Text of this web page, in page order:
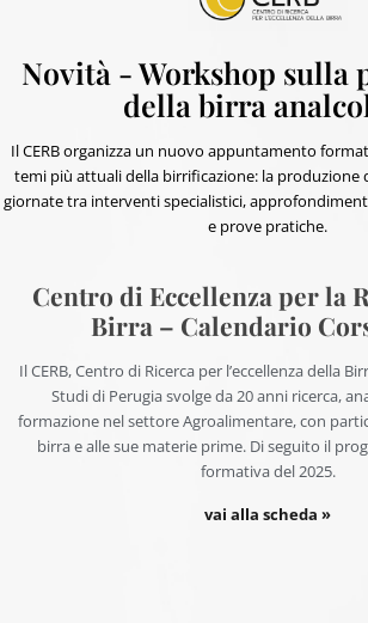
Novità - Workshop sulla
della birra
Il CERB organizza un nuovo appuntamento
temi più attuali della birrificazione: la produzione
giornate tra interventi specialistici,
e prove pratiche.
Centro di Eccellenza per la
Birra – Calendario
Il CERB, Centro di Ricerca per l’eccellenza della
Studi di Perugia svolge da 20 anni ricerca,
formazione nel settore Agroalimentare, con
birra e alle sue materie prime. Di seguito il
formativa del 2025.
vai alla scheda »